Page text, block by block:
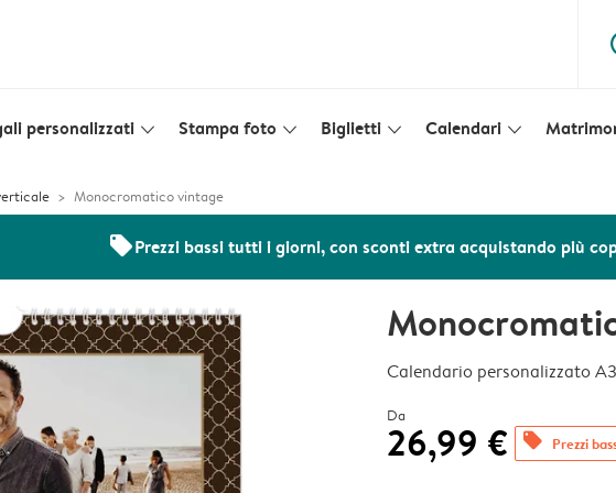
personalizzati slim_arrow_down Stampa foto slim_arrow_down Biglietti slim_arrow_down Calendari slim_arrow_down
Monocromatico vintage
offersPrezzi bassi tutti i giorni, con sconti extra acquistando più
Calendario personalizzato A3
Da
26,99 € offers Prezzi